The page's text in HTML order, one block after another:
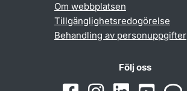
Om webbplatsen
Tillgänglighetsredogörelse
Behandling av personuppgifter
Följ oss